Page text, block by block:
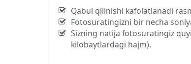
Qabul qilinishi kafolatlanadi
Fotosuratingizni bir necha
Sizning natija fotosuratingiz
kilobaytlardagi hajm).